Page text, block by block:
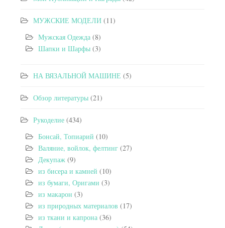
МУЖСКИЕ МОДЕЛИ (11)
Мужская Одежда (8)
Шапки и Шарфы (3)
НА ВЯЗАЛЬНОЙ МАШИНЕ (5)
Обзор литературы (21)
Рукоделие (434)
Бонсай, Топиарий (10)
Валяние, войлок, фелтинг (27)
Декупаж (9)
из бисера и камней (10)
из бумаги, Оригами (3)
из макарон (3)
из природных материалов (17)
из ткани и капрона (36)